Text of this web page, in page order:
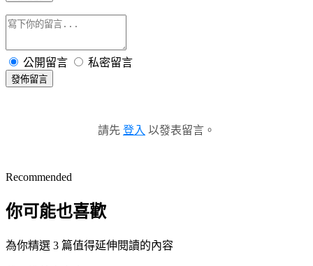
公開留言 私密留言
發佈留言
請先 登入 以發表留言。
Recommended
你可能也喜歡
為你精選 3 篇值得延伸閱讀的內容